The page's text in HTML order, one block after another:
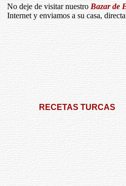
No deje de visitar nuestro Bazar de
Internet y enviamos a su casa,
RECETAS TURCAS